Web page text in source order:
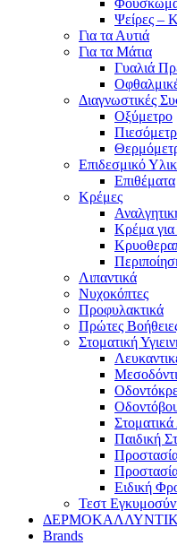
Ψείρες –
Για τα Αυτιά
Για τα Μάτια
Γυαλιά
Διαγνωστικές
Οξύμετρο
Επιδεσμικό
Επιθέματα
Κρέμες
Κρέμα
Λιπαντικά
Νυχοκόπτες
Προφυλακτικά
Πρώτες
Στοματική
Παιδική
Ειδική
Τεστ
Brands